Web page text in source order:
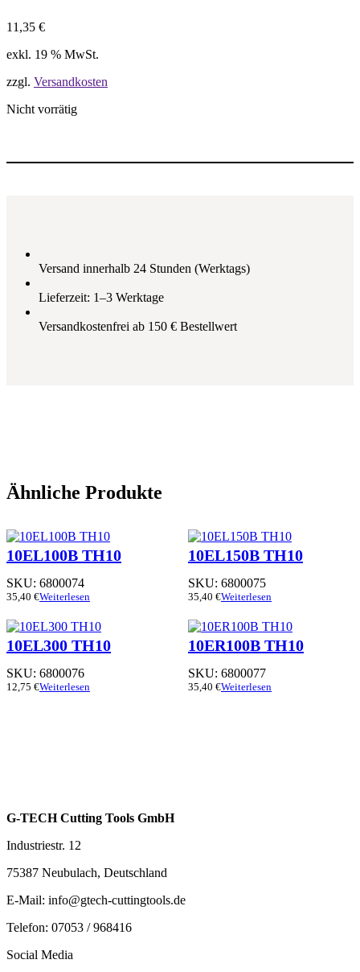
11,35 €
exkl. 19 % MwSt.
zzgl. Versandkosten
Nicht vorrätig
Versand innerhalb 24 Stunden (Werktags)
Lieferzeit: 1–3 Werktage
Versandkostenfrei ab 150 € Bestellwert
Ähnliche Produkte
10EL100B TH10
SKU: 6800074
35,40 €Weiterlesen
10EL150B TH10
SKU: 6800075
35,40 €Weiterlesen
10EL300 TH10
SKU: 6800076
12,75 €Weiterlesen
10ER100B TH10
SKU: 6800077
35,40 €Weiterlesen
G-TECH Cutting Tools GmbH
Industriestr. 12
75387 Neubulach, Deutschland
E-Mail: info@gtech-cuttingtools.de
Telefon: 07053 / 968416
Social Media